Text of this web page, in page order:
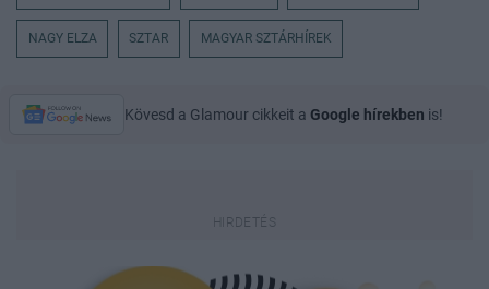
NAGY ELZA SZTAR MAGYAR SZTÁRHÍREK
Kövesd a Glamour cikkeit a Google hírekben is!